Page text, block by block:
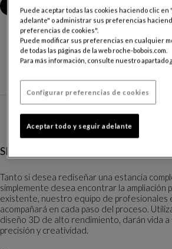
Reserva una cita en
SERVICIOS DE DISEÑO DE
Tanto si desea rediseñar una estancia
simplemente desea encontrar la ampliación
existente, nuestro equipo de profesionales
acompañará en cada paso del proceso.
diseño 3D de alto rendimiento, darán vida a
precisión y creatividad.
Puede aceptar todas las cookies haciendo clic en
adelante" o administrar sus preferencias
preferencias de cookies".
Puede modificar sus preferencias en cualquier
de todas las páginas de la web roche-bobois.com.
Para más información, consulte nuestro apartado
Configurar preferencias de cookies
Aceptar todo y seguir adelante